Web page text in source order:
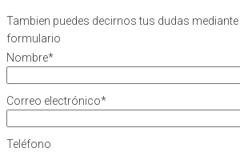
Tambien puedes decirnos tus dudas mediante
formulario
Nombre*
Correo electrónico*
Teléfono